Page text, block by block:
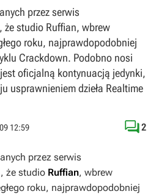
przez serwis
studio Ruffian, wbrew
roku, najprawdopodobniej
Crackdown. Podobno nosi
oficjalną kontynuacją jedynki,
usprawnieniem dzieła Realtime
12:59 2
przez serwis
że studio Ruffian, wbrew
roku, najprawdopodobniej